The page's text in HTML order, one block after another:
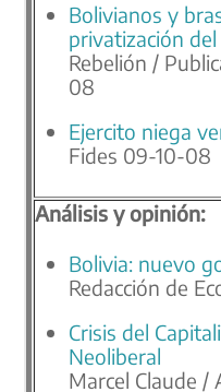
Bolivianos y
privatización
Rebelión /
08
Ejercito niega
Fides 09-10-08
Análisis y opinión:
Bolivia: nuevo
Redacción de
Crisis del
Neoliberal
Marcel Claude